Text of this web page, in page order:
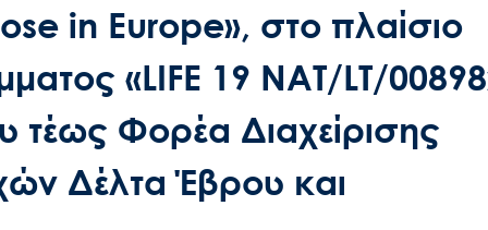
in Europe», στο πλαίσιο
«LIFE 19 NAT/LT/
τέως Φορέα Διαχείρισης
Δέλτα Έβρου και